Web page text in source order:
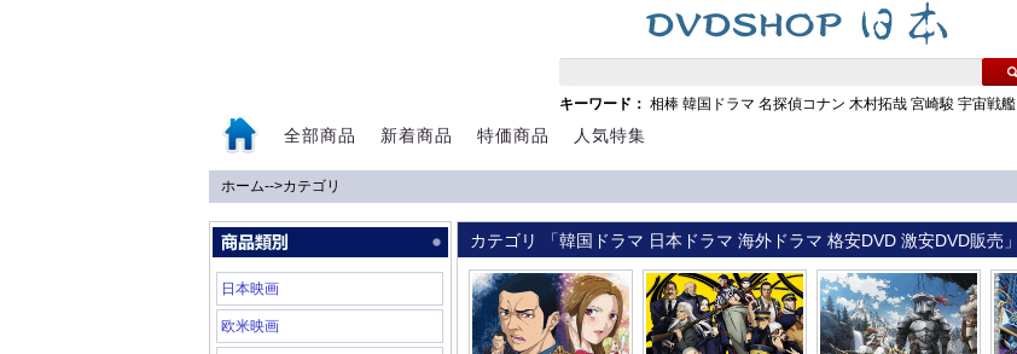
キーワード： 相棒 韓国ドラマ 名探偵コナン 木村拓哉 宮崎駿 宇宙戦艦
全部商品 新着商品 特価商品 人気特集
ホーム-->カテゴリ
日本映画
欧米映画
カテゴリ 「韓国ドラマ 日本ドラマ 海外ドラマ 格安DVD 激安DVD販売」
0